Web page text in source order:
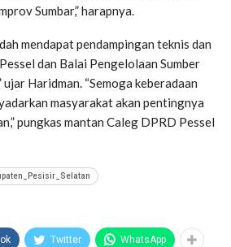
Sumbar,” harapnya.
mendapat pendampingan teknis dan
dan Balai Pengelolaan Sumber
Haridman. “Semoga keberadaan
masyarakat akan pentingnya
pungkas mantan Caleg DPRD Pessel
Twitter WhatsApp